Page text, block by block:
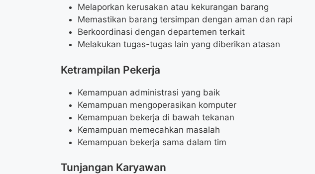
Melaporkan kerusakan atau kekurangan barang
Memastikan barang tersimpan dengan aman dan rapi
Berkoordinasi dengan departemen terkait
Melakukan tugas-tugas lain yang diberikan atasan
Ketrampilan Pekerja
Kemampuan administrasi yang baik
Kemampuan mengoperasikan komputer
Kemampuan bekerja di bawah tekanan
Kemampuan memecahkan masalah
Kemampuan bekerja sama dalam tim
Tunjangan Karyawan